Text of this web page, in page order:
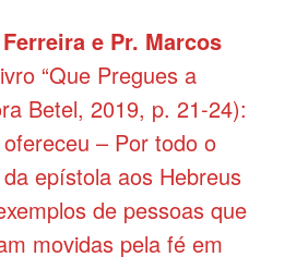
e Pr. Marcos
“Que Pregues a
Betel, 2019, p. 21-24):
ofereceu – Por todo o
epístola aos Hebreus
de pessoas que
movidas pela fé em